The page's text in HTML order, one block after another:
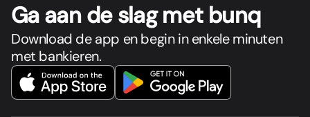
Ga aan de slag met bunq
Download de app en begin in enkele minuten
met bankieren.